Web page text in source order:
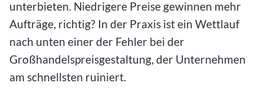
unterbieten. Niedrigere Preise gewinnen mehr
Aufträge, richtig? In der Praxis ist ein Wettlauf
nach unten einer der Fehler bei der
Großhandelspreisgestaltung, der Unternehmen
am schnellsten ruiniert.